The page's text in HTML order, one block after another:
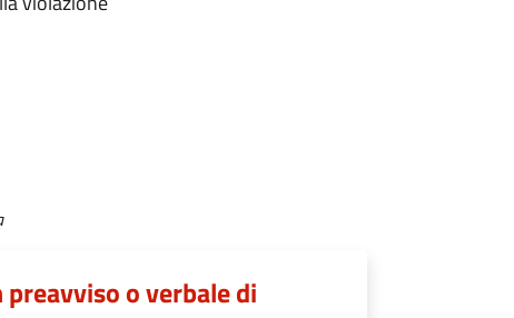
o verbale di